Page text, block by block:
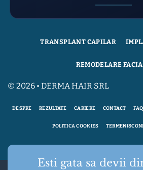
© 2026 • DERMA HAIR SRL
TRANSPLANT CAPILAR
REMODELARE
DESPRE REZULTATE CARIERE CONTACT FAQ
POLITICA COOKIES
Esti gata sa devii